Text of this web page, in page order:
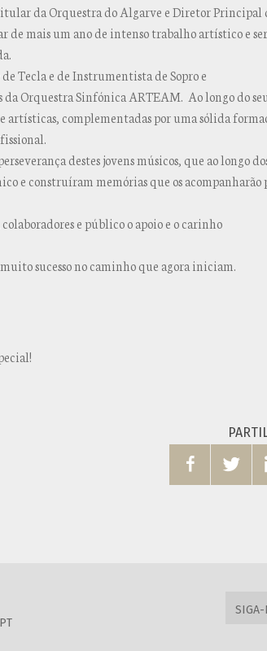
da Orquestra do Algarve e Diretor Principal
de mais um ano de intenso trabalho artístico e
Tecla e de Instrumentista de Sopro e
da Orquestra Sinfónica ARTEAM. Ao longo do seu
complementadas por uma sólida
destes jovens músicos, que ao longo
e construíram memórias que os acompanharão
e público o apoio e o carinho
sucesso no caminho que agora iniciam.
 
SIGA-